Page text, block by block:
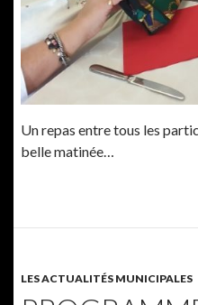
Un repas entre tous les
belle matinée…
LES ACTUALITÉS MUNICIPALES